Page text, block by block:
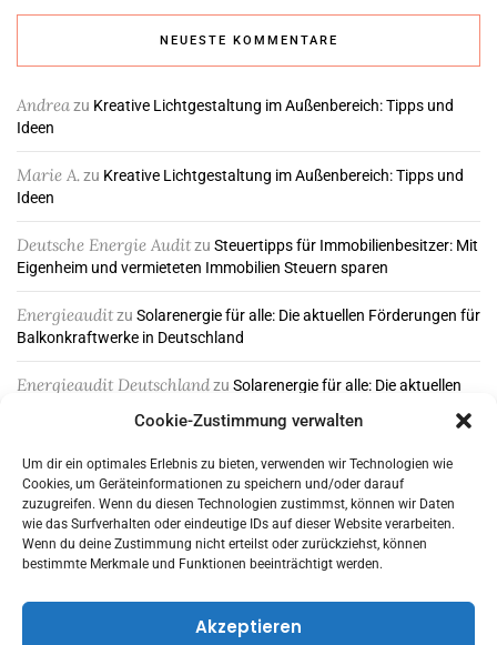
Cookie-Zustimmung verwalten
Um dir ein optimales Erlebnis zu bieten, verwenden wir Technologien wie
Cookies, um Geräteinformationen zu speichern und/oder darauf
zuzugreifen. Wenn du diesen Technologien zustimmst, können wir Daten
wie das Surfverhalten oder eindeutige IDs auf dieser Website verarbeiten.
Wenn du deine Zustimmung nicht erteilst oder zurückziehst, können
bestimmte Merkmale und Funktionen beeinträchtigt werden.
Akzeptieren
NEUESTE KOMMENTARE
Andreazu Kreative Lichtgestaltung im Außenbereich: Tipps und
Ideen
Marie A. zu Kreative Lichtgestaltung im Außenbereich: Tipps und
Ideen
Deutsche Energie Auditzu Steuertipps für Immobilienbesitzer: Mit
Eigenheim und vermieteten Immobilien Steuern sparen
Energieauditzu Solarenergie für alle: Die aktuellen Förderungen für
Balkonkraftwerke in Deutschland
Energieaudit Deutschlandzu Solarenergie für alle: Die aktuellen
ABONNIEREN & FOLGEN